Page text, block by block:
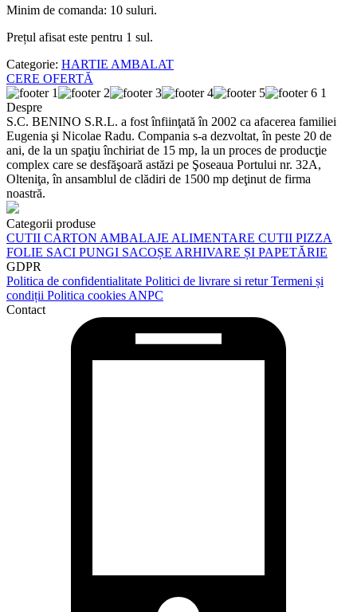
Minim de comanda: 10 suluri.
Prețul afisat este pentru 1 sul.
Categorie: HARTIE AMBALAT
CERE OFERTĂ
Despre
S.C. BENINO S.R.L. a fost înfiinţată în 2002 ca afacerea familiei
Eugenia şi Nicolae Radu. Compania s-a dezvoltat, în peste 20 de
ani, de la un spaţiu închiriat de 15 mp, la un proces de producţie
complex care se desfăşoară astăzi pe Şoseaua Portului nr. 32A,
Olteniţa, în ansamblul de clădiri de 1500 mp deţinut de firma
noastră.
Categorii produse
CUTII CARTON AMBALAJE ALIMENTARE CUTII PIZZA
FOLIE SACI PUNGI SACOȘE ARHIVARE ȘI PAPETĂRIE
GDPR
Politica de confidentialitate Politici de livrare si returTermeni și
condiții Politica cookies ANPC
Contact